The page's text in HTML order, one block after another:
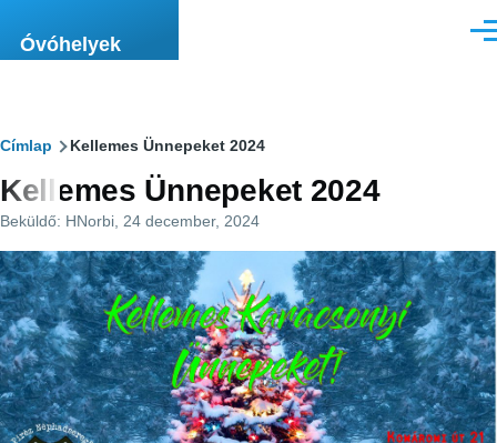
Óvóhelyek
Morzsa
Címlap Kellemes Ünnepeket 2024
Kellemes Ünnepeket 2024
Beküldő: HNorbi , 24 december, 2024